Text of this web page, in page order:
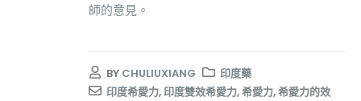
師的意見。
BY CHULIUXIANG
印度藥
印度希愛力,印度雙效希愛力,希愛力,希愛力的效